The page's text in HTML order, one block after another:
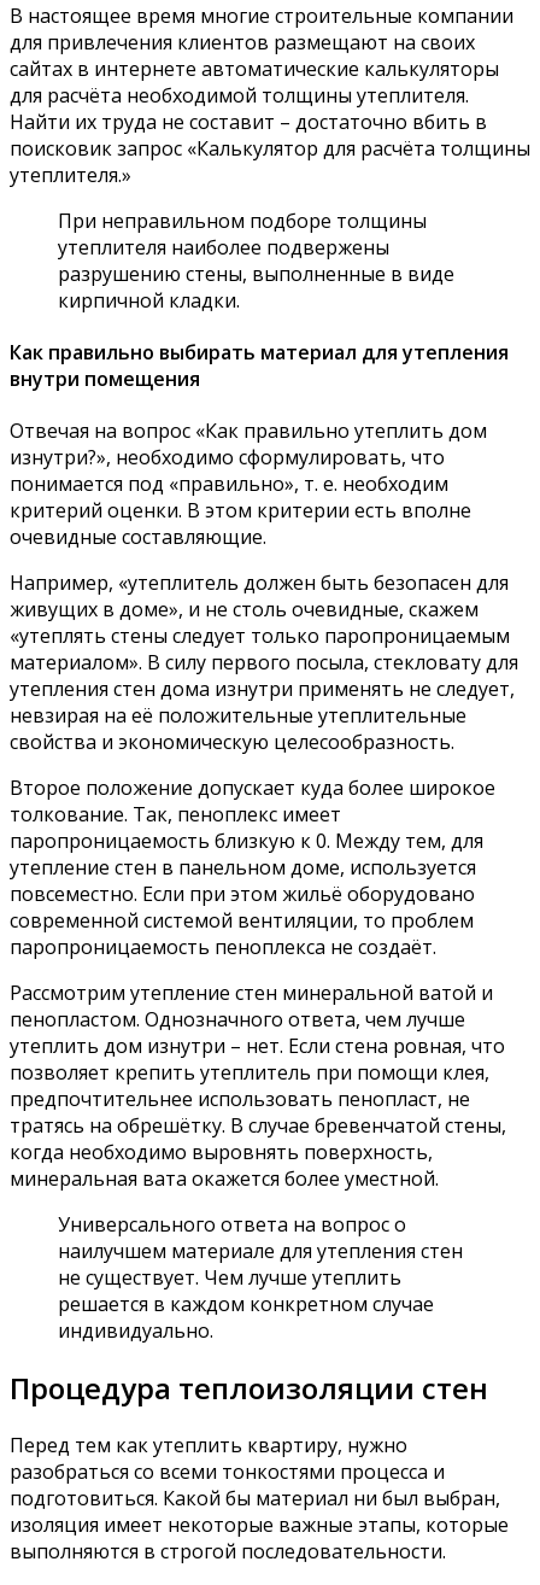
В настоящее время многие строительные компании
для привлечения клиентов размещают на своих
сайтах в интернете автоматические калькуляторы
для расчёта необходимой толщины утеплителя.
Найти их труда не составит – достаточно вбить в
поисковик запрос «Калькулятор для расчёта толщины
утеплителя.»
При неправильном подборе толщины
утеплителя наиболее подвержены
разрушению стены, выполненные в виде
кирпичной кладки.
Как правильно выбирать материал для утепления
внутри помещения
Отвечая на вопрос «Как правильно утеплить дом
изнутри?», необходимо сформулировать, что
понимается под «правильно», т. е. необходим
критерий оценки. В этом критерии есть вполне
очевидные составляющие.
Например, «утеплитель должен быть безопасен для
живущих в доме», и не столь очевидные, скажем
«утеплять стены следует только паропроницаемым
материалом». В силу первого посыла, стекловату для
утепления стен дома изнутри применять не следует,
невзирая на её положительные утеплительные
свойства и экономическую целесообразность.
Второе положение допускает куда более широкое
толкование. Так, пеноплекс имеет
паропроницаемость близкую к 0. Между тем, для
утепление стен в панельном доме, используется
повсеместно. Если при этом жильё оборудовано
современной системой вентиляции, то проблем
паропроницаемость пеноплекса не создаёт.
Рассмотрим утепление стен минеральной ватой и
пенопластом. Однозначного ответа, чем лучше
утеплить дом изнутри – нет. Если стена ровная, что
позволяет крепить утеплитель при помощи клея,
предпочтительнее использовать пенопласт, не
тратясь на обрешётку. В случае бревенчатой стены,
когда необходимо выровнять поверхность,
минеральная вата окажется более уместной.
Универсального ответа на вопрос о
наилучшем материале для утепления стен
не существует. Чем лучше утеплить
решается в каждом конкретном случае
индивидуально.
Процедура теплоизоляции стен
Перед тем как утеплить квартиру, нужно
разобраться со всеми тонкостями процесса и
подготовиться. Какой бы материал ни был выбран,
изоляция имеет некоторые важные этапы, которые
выполняются в строгой последовательности.